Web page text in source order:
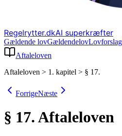
Regelrytter.dkAI superkræfter
Gældende lovGældendelovLovforslag
Aftaleloven
Aftaleloven > 1. kapitel > § 17.
ForrigeNæste
§ 17.Aftaleloven